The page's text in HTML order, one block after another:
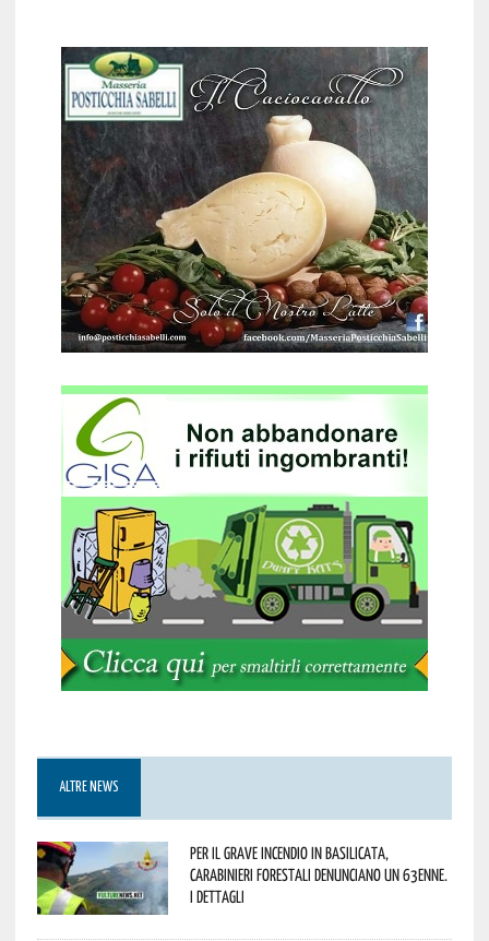
ALTRE NEWS
Per il grave incendio in Basilicata,
Carabinieri forestali denunciano un 63enne.
I dettagli